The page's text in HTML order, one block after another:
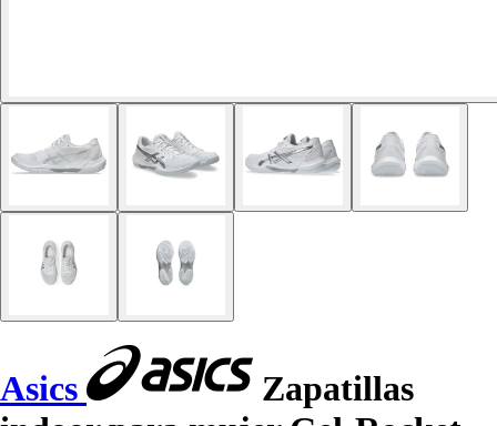
Asics
Zapatillas